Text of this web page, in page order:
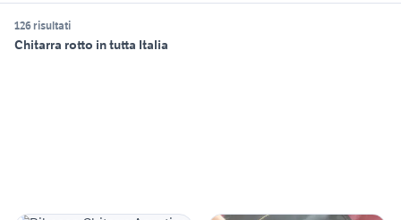
126 risultati
Chitarra rotto in tutta Italia